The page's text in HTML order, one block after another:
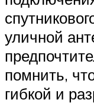
уличной
помнить,
гибкой и